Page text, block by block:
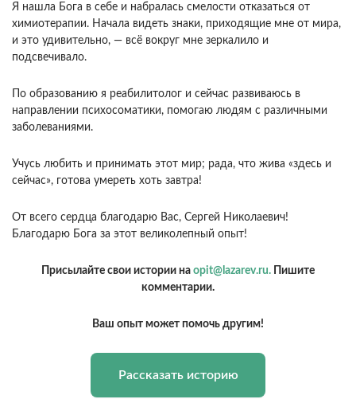
Я нашла Бога в себе и набралась смелости отказаться от
химиотерапии. Начала видеть знаки, приходящие мне от мира,
и это удивительно, — всё вокруг мне зеркалило и
подсвечивало.
По образованию я реабилитолог и сейчас развиваюсь в
направлении психосоматики, помогаю людям с различными
заболеваниями.
Учусь любить и принимать этот мир; рада, что жива «здесь и
сейчас», готова умереть хоть завтра!
От всего сердца благодарю Вас, Сергей Николаевич!
Благодарю Бога за этот великолепный опыт!
Присылайте свои истории на opit@lazarev.ru. Пишите
комментарии.
Ваш опыт может помочь другим!
Рассказать историю